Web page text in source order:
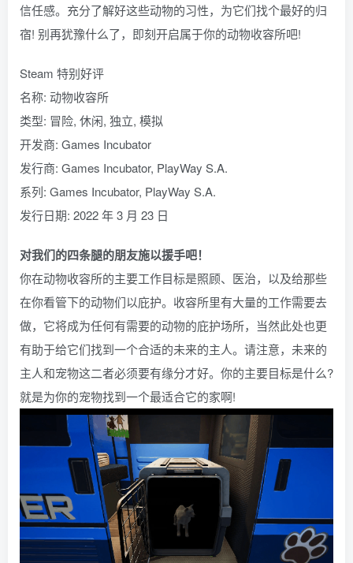
信任感。充分了解好这些动物的习性，为它们找个最好的归
宿! 别再犹豫什么了，即刻开启属于你的动物收容所吧!
Steam 特别好评
名称: 动物收容所
类型: 冒险, 休闲, 独立, 模拟
开发商: Games Incubator
发行商: Games Incubator, PlayWay S.A.
系列: Games Incubator, PlayWay S.A.
发行日期: 2022 年 3 月 23 日
对我们的四条腿的朋友施以援手吧！
你在动物收容所的主要工作目标是照顾、医治，以及给那些
在你看管下的动物们以庇护。收容所里有大量的工作需要去
做，它将成为任何有需要的动物的庇护场所，当然此处也更
有助于给它们找到一个合适的未来的主人。请注意，未来的
主人和宠物这二者必须要有缘分才好。你的主要目标是什么?
就是为你的宠物找到一个最适合它的家啊!